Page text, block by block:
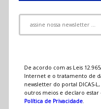
De acordo com as Leis
Internet e o tratamento de
newsletter do portal DICAS-
outros meios e declaro
Política de Privacidade.